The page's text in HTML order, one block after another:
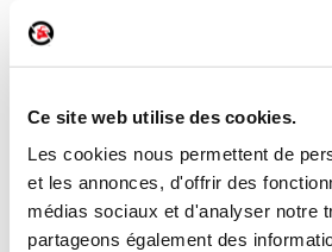
Ce site web utilise des cookies.
Les cookies nous permettent de
et les annonces, d'offrir des
médias sociaux et d'analyser notre
partageons également des
Poignée extérieure arrière
Réf. constructeur :9101KH
Modèle d'origine : PEUGEOT 3008 - 1
Modèle de provenance
Caractéristiques